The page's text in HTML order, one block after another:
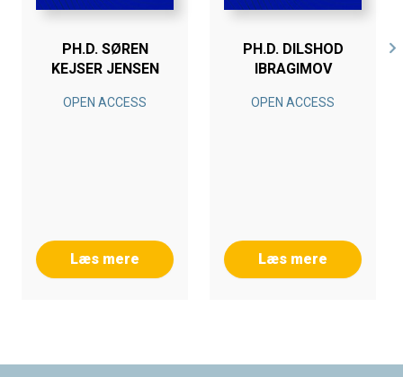
PH.D. SØREN
KEJSER JENSEN
OPEN ACCESS
Læs mere
PH.D. DILSHOD
IBRAGIMOV
OPEN ACCESS
Læs mere